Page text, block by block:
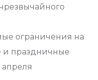
ограничения на
и праздничные